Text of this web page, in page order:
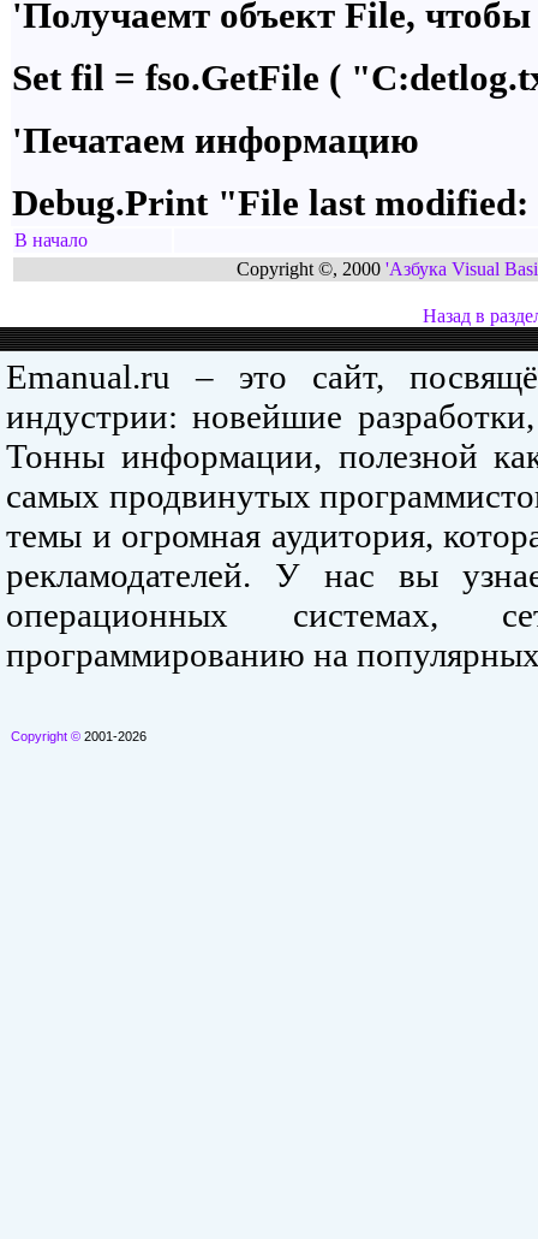
'Получаемт объект File,
Set fil = fso.GetFile (
'Печатаем информацию
Debug.Print "File last
В начало
Copyright ©, 2000 'Азбука Visual
Назад в
Emanual.ru – это сайт,
индустрии: новейшие
Тонны информации, полезной
самых продвинутых
темы и огромная аудитория,
рекламодателей. У нас вы
операционных системах,
программированию на
Copyright © 2001-2026